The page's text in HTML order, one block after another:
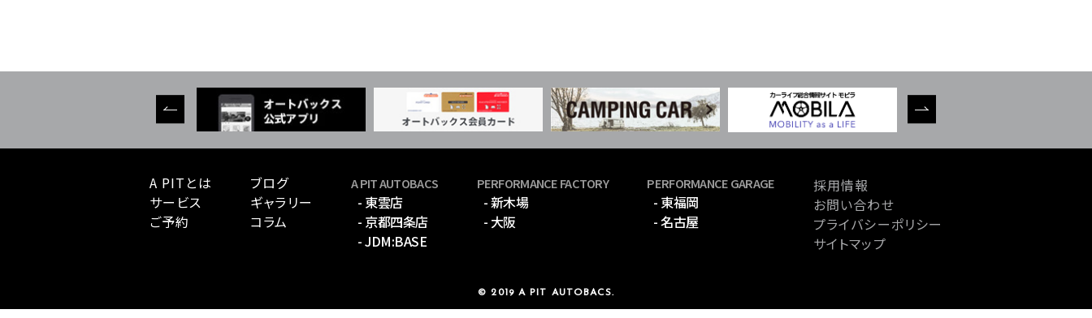
A PITとは
サービス
ご予約
ブログ
ギャラリー
コラム
A PIT AUTOBACS
- 東雲店
- 京都四条店
- JDM:BASE
PERFORMANCE FACTORY
- 新木場
- 大阪
PERFORMANCE GARAGE
- 東福岡
- 名古屋
採用情報
お問い合わせ
プライバシーポリシー
サイトマップ
© 2019 A PIT AUTOBACS.